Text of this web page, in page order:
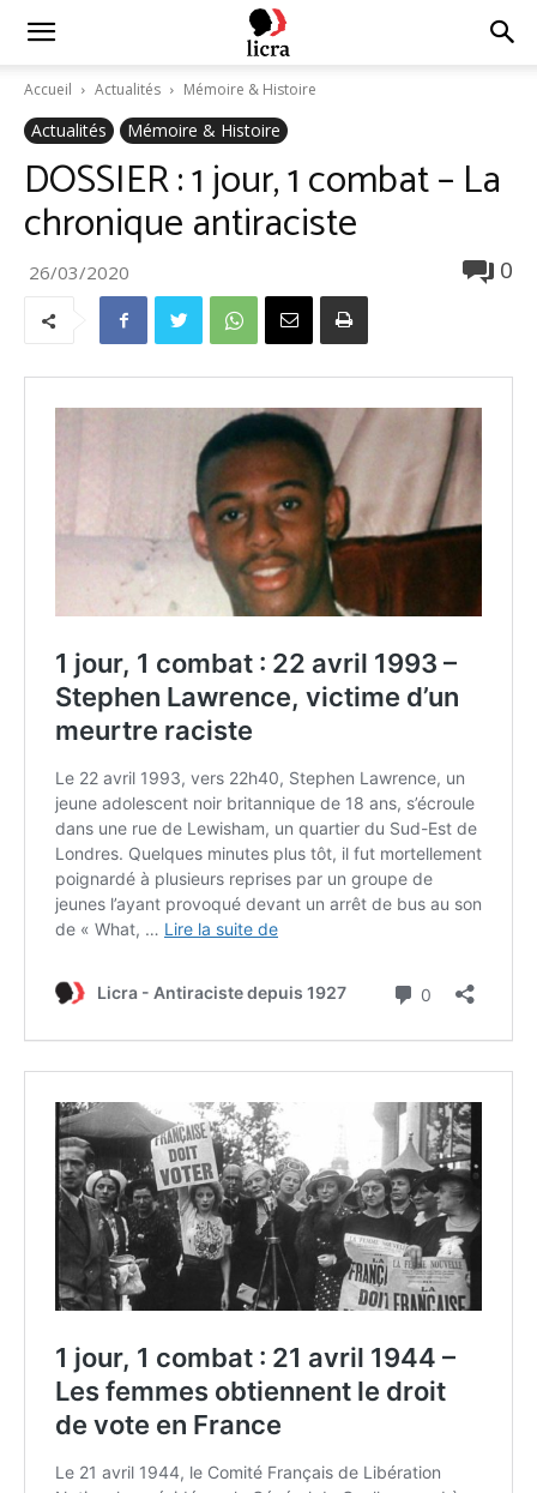
Licra
Antiraciste
depuis
Accueil Actualités Mémoire & Histoire
Actualités Mémoire & Histoire
DOSSIER : 1 jour, 1 combat – La
chronique antiraciste
26/03/2020 0